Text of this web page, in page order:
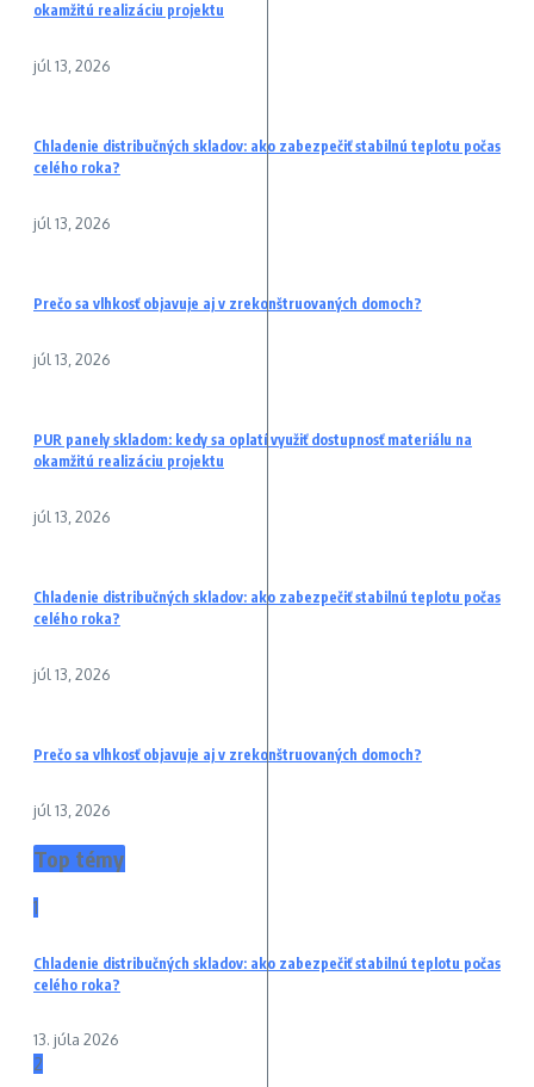
okamžitú realizáciu projektu
júl 13, 2026
Chladenie distribučných skladov: ako zabezpečiť stabilnú teplotu počas
celého roka?
júl 13, 2026
Prečo sa vlhkosť objavuje aj v zrekonštruovaných domoch?
júl 13, 2026
PUR panely skladom: kedy sa oplatí využiť dostupnosť materiálu na
okamžitú realizáciu projektu
júl 13, 2026
Chladenie distribučných skladov: ako zabezpečiť stabilnú teplotu počas
celého roka?
júl 13, 2026
Prečo sa vlhkosť objavuje aj v zrekonštruovaných domoch?
júl 13, 2026
Top témy
1
Chladenie distribučných skladov: ako zabezpečiť stabilnú teplotu počas
celého roka?
13. júla 2026
2